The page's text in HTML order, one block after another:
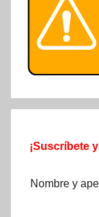
¡Suscríbete
Nombre y